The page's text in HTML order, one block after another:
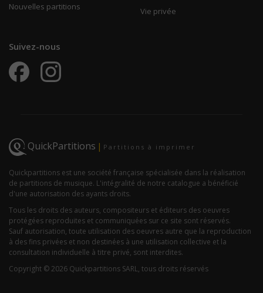
Nouvelles partitions
Vie privée
Suivez-nous
QuickPartitions | Partitions à imprimer
Quickpartitions est une société française spécialisée dans la réalisation
de partitions de musique. L'intégralité de notre catalogue a bénéficié
d'une autorisation des ayants droits.
Tous les droits des auteurs, compositeurs et éditeurs des oeuvres
protégées reproduites et communiquées sur ce site sont réservés.
Sauf autorisation, toute utilisation des oeuvres autre que la reproduction
à des fins privées et non destinées à une utilisation collective et la
consultation individuelle à titre privé, sont interdites.
Copyright © 2026 Quickpartitions SARL, tous droits réservés